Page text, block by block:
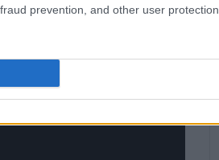
prevention, and other user protection.